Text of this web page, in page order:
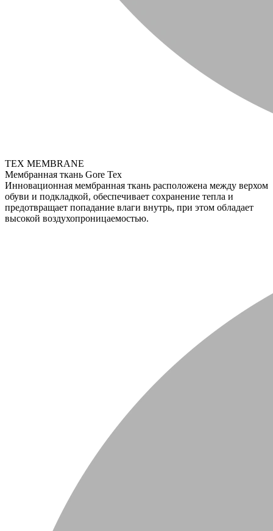
TEX MEMBRANE
Мембранная ткань Gore Tex
Инновационная мембранная ткань расположена между верхом
обуви и подкладкой, обеспечивает сохранение тепла и
предотвращает попадание влаги внутрь, при этом обладает
высокой воздухопроницаемостью.